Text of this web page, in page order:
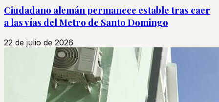
Ciudadano alemán permanece estable tras caer
a las vías del Metro de Santo Domingo
22 de julio de 2026